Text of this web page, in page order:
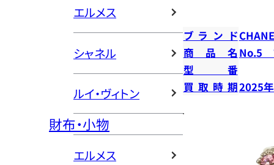
エルメス
シャネル
ルイ・ヴィトン
財布・小物
エルメス
ブランド
商品名 No.5
型番
買取時期2025